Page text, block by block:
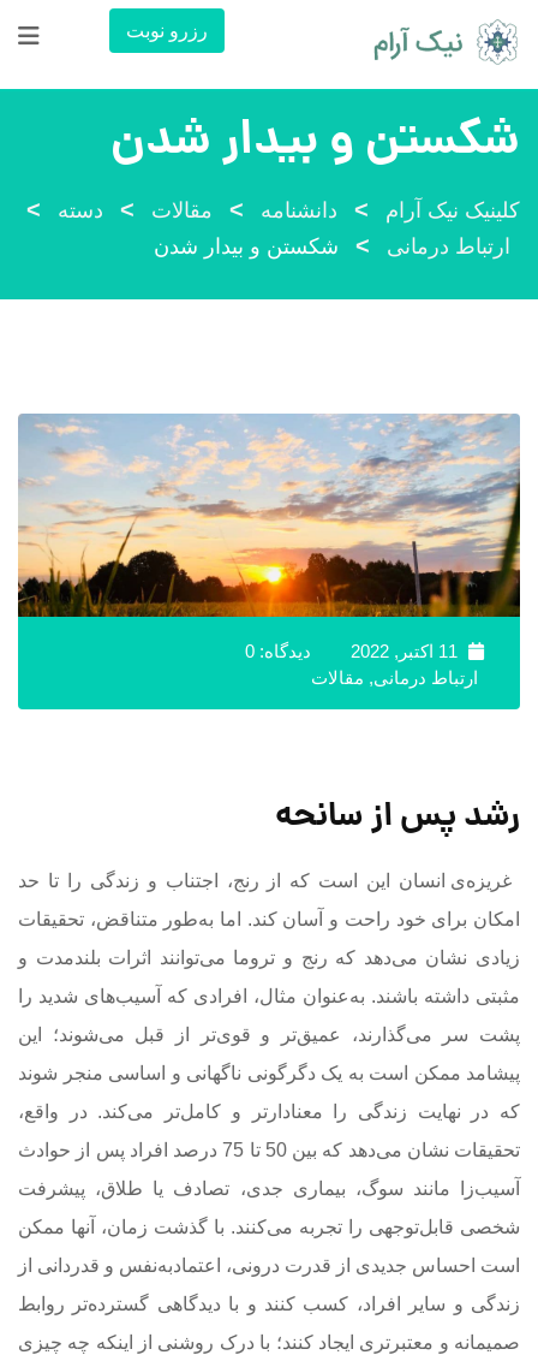
محتوا
رزرو نوبت
شکستن و بیدار شدن
کلینیک نیک آرام > دانشنامه > مقالات > دسته >
ارتباط درمانی > شکستن و بیدار شدن
دیدگاه: 0
ارتباط درمانی, مقالات
رشد پس از سانحه
غریزه‌‌ی انسان این است که از رنج، اجتناب و زندگی را تا حد
امکان برای خود راحت و آسان کند. اما به‌طور متناقض، تحقیقات
زیادی نشان می‌دهد که رنج و تروما می‌توانند اثرات بلندمدت و
مثبتی داشته باشند. به‌عنوان مثال، افرادی که آسیب‌های شدید را
پشت سر می‌گذارند، عمیق‌تر و قوی‌تر از قبل می‌شوند؛ این
پیشامد ممکن است به یک دگرگونی ناگهانی و اساسی منجر شوند
که در نهایت زندگی را معنادارتر و کامل‌تر می‌کند. در واقع،
تحقیقات نشان می‌دهد که بین 50 تا 75 درصد افراد پس از حوادث
آسیب‌زا مانند سوگ، بیماری جدی، تصادف یا طلاق، پیشرفت
شخصی قابل‌توجهی را تجربه می‌کنند. با گذشت زمان، آنها ممکن
است احساس جدیدی از قدرت درونی، اعتمادبه‌نفس و قدردانی از
زندگی و سایر افراد، کسب کنند و با دیدگاهی گسترده‌تر روابط
صمیمانه و معتبرتری ایجاد کنند؛ با درک روشنی از اینکه چه چیزی